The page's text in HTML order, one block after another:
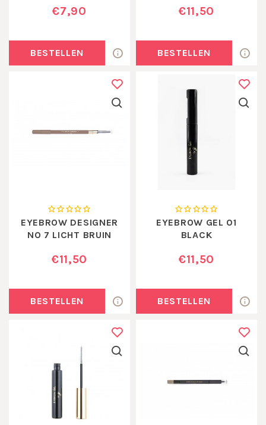
€7,90
BESTELLEN
€11,50
BESTELLEN
EYEBROW DESIGNER
NO 7 LICHT BRUIN
€11,50
BESTELLEN
EYEBROW GEL 01
BLACK
€11,50
BESTELLEN